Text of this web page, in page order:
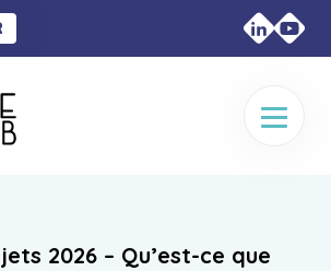
2026 – Qu’est-ce que